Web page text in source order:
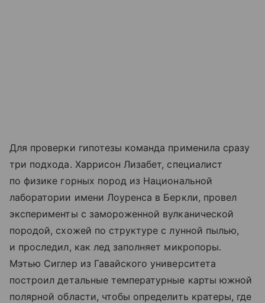
Для проверки гипотезы команда применила сразу
три подхода. Харрисон Лизабет, специалист
по физике горных пород из Национальной
лаборатории имени Лоуренса в Беркли, провел
эксперименты с замороженной вулканической
породой, схожей по структуре с лунной пылью,
и проследил, как лед заполняет микропоры.
Мэтью Сиглер из Гавайского университета
построил детальные температурные карты южной
полярной области, чтобы определить кратеры, где